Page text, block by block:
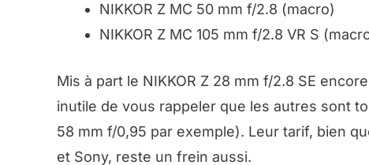
NIKKOR Z MC 50 mm f/2.8 (macro)
NIKKOR Z MC 105 mm f/2.8 VR S
Mis à part le NIKKOR Z 28 mm f/2.8 SE
inutile de vous rappeler que les autres sont
58 mm f/0,95 par exemple). Leur tarif, bien
et Sony, reste un frein aussi.